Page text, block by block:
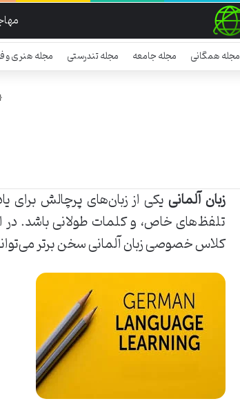
مجله همگانی مجله جامعه مجله تندرستی مجله هنری و
زبان آلمانی یکی از زبان‌های پرچالش برای
تلفظ‌های خاص، و کلمات طولانی باشد. در
کلاس خصوصی زبان آلمانی سخن برتر